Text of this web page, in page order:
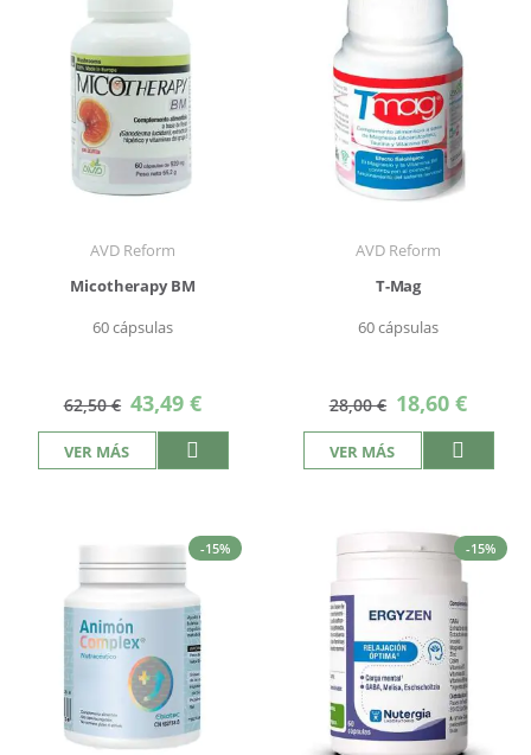
AVD Reform
Micotherapy BM
60 cápsulas
62,50 € Precio
especial
43,49 €
VER MÁS
AVD Reform
T-Mag
60 cápsulas
28,00 € Precio
especial
18,60 €
VER MÁS
-15% -15%